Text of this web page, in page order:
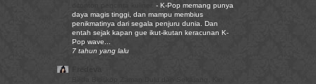
- K-Pop memang punya
daya magis tinggi, dan mampu membius
penikmatinya dari segala penjuru dunia. Dan
entah sejak kapan gue ikut-ikutan keracunan K-
Pop wave...
7 tahun yang lalu